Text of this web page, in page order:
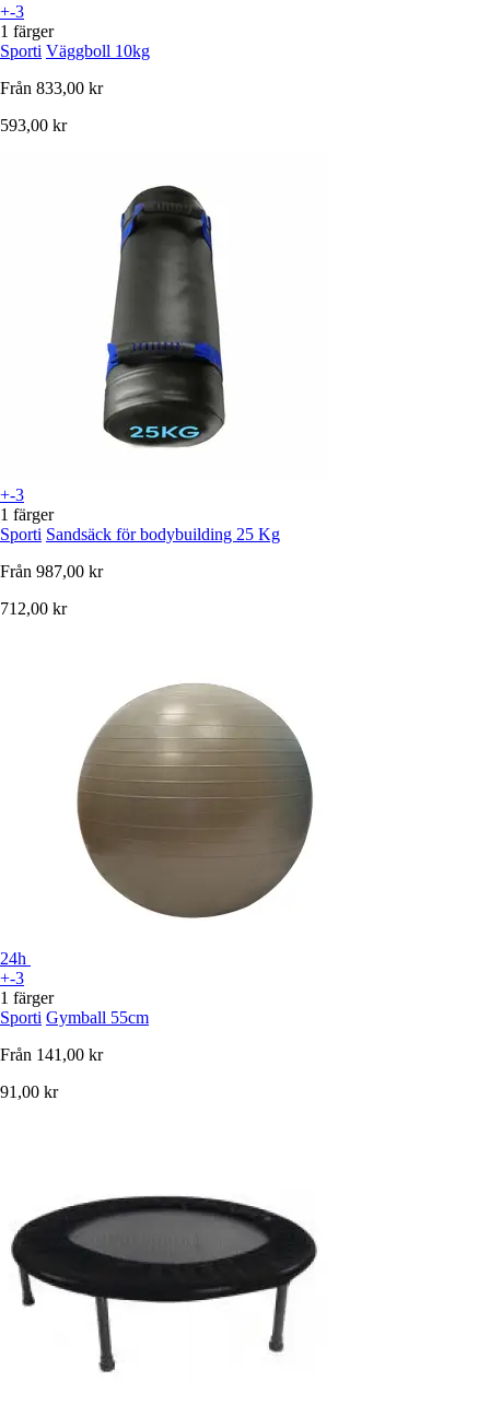
+-3
1 färger
Sporti Väggboll 10kg
Från 833,00 kr
593,00 kr
+-3
1 färger
Sporti Sandsäck för bodybuilding 25 Kg
Från 987,00 kr
712,00 kr
24h
+-3
1 färger
Sporti Gymball 55cm
Från 141,00 kr
91,00 kr